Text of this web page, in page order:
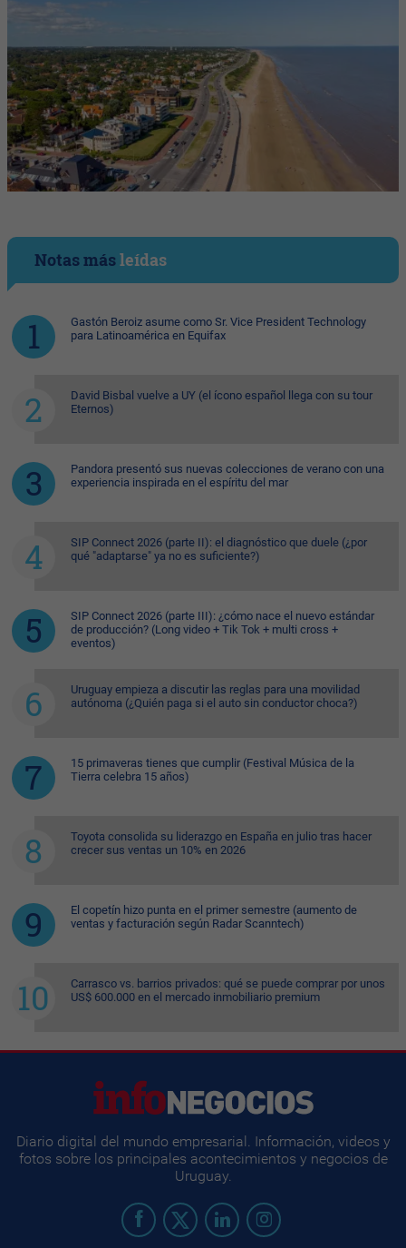
Notas másleídas
Gastón Beroiz asume como Sr. Vice President Technology
para Latinoamérica en Equifax
David Bisbal vuelve a UY (el ícono español llega con su tour
Eternos)
Pandora presentó sus nuevas colecciones de verano con una
experiencia inspirada en el espíritu del mar
SIP Connect 2026 (parte II): el diagnóstico que duele (¿por
qué "adaptarse" ya no es suficiente?)
SIP Connect 2026 (parte III): ¿cómo nace el nuevo estándar
de producción? (Long video + Tik Tok + multi cross +
eventos)
Uruguay empieza a discutir las reglas para una movilidad
autónoma (¿Quién paga si el auto sin conductor choca?)
15 primaveras tienes que cumplir (Festival Música de la
Tierra celebra 15 años)
Toyota consolida su liderazgo en España en julio tras hacer
crecer sus ventas un 10% en 2026
El copetín hizo punta en el primer semestre (aumento de
ventas y facturación según Radar Scanntech)
Carrasco vs. barrios privados: qué se puede comprar por unos
US$ 600.000 en el mercado inmobiliario premium
Diario digital del mundo empresarial. Información, videos y
fotos sobre los principales acontecimientos y negocios de
Uruguay.